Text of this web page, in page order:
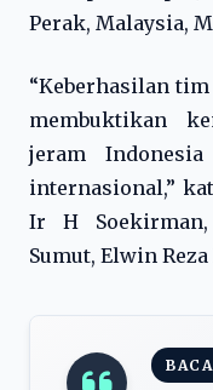
Perak, Malaysia,
“Keberhasilan tim
membuktikan
jeram
internasional,”
Ir H Soekirman,
Sumut, Elwin